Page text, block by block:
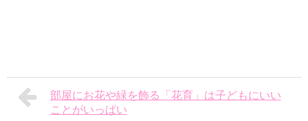
部屋にお花や緑を飾る「花育」は子どもにいい
ことがいっぱい